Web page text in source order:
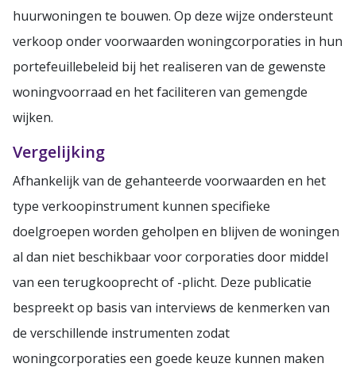
huurwoningen te bouwen. Op deze wijze ondersteunt
verkoop onder voorwaarden woningcorporaties in hun
portefeuillebeleid bij het realiseren van de gewenste
woningvoorraad en het faciliteren van gemengde
wijken.
Vergelijking
Afhankelijk van de gehanteerde voorwaarden en het
type verkoopinstrument kunnen specifieke
doelgroepen worden geholpen en blijven de woningen
al dan niet beschikbaar voor corporaties door middel
van een terugkooprecht of -plicht. Deze publicatie
bespreekt op basis van interviews de kenmerken van
de verschillende instrumenten zodat
woningcorporaties een goede keuze kunnen maken